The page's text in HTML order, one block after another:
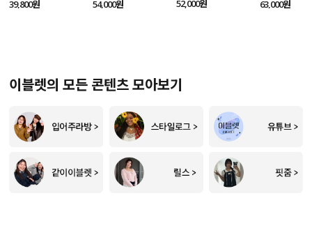
39,800원 54,000원 52,000원 63,000원
이블렛의 모든 콘텐츠 모아보기